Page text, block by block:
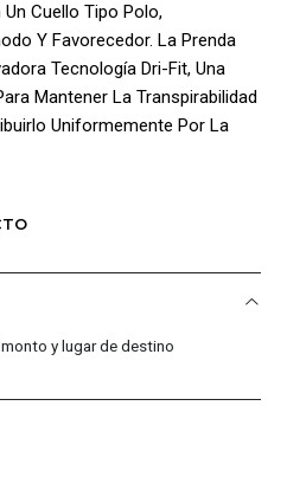
Cuello Tipo Polo,
Y Favorecedor. La Prenda
Tecnología Dri-Fit, Una
Mantener La Transpirabilidad
Uniformemente Por La
Evaporación. Incorpora
El Logo De La Marca
Este Detalle Agrega Un
Cualquier Ocasión.
y lugar de destino